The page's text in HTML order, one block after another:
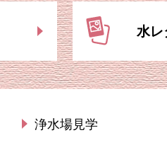
水レ
浄水場見学